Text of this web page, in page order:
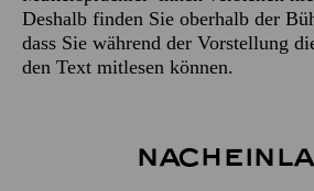
Deshalb finden Sie oberhalb der
dass Sie während der Vorstellung
den Text mitlesen können.